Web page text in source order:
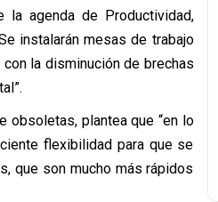
la agenda de Productividad,
instalarán mesas de trabajo
la disminución de brechas
obsoletas, plantea que “en lo
flexibilidad para que se
que son mucho más rápidos